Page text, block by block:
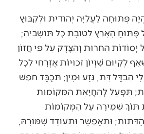
פְּתוּחָה לַעֲלִיָּה יְהוּדִית וּלְקִבּוּץ
פִּתּוּחַ הָאָרֶץ לְטוֹבַת כָּל תּוֹשָׁבֶיהָ;
הַחֵרוּת וְהַצֶּדֶק עַל פִּי חֲזוֹן
לְקִיּוּם שִׁוְיוֹן זְכוּיוֹת אֶזְרָחִי לְכָל
הֶבְדֵּל דָּת, גֶּזַע וּמִין; תְּכַבֵּד חֹפֶשׁ
תִּפְעַל לְהַחֲיָאַת הַמְּקוֹמוֹת
תּוֹךְ שְׁמִירָה עַל הַמְּקוֹמוֹת
וּתְאַפְשֵׁר וּתְעוֹדֵד שִׁמּוּרָהּ,